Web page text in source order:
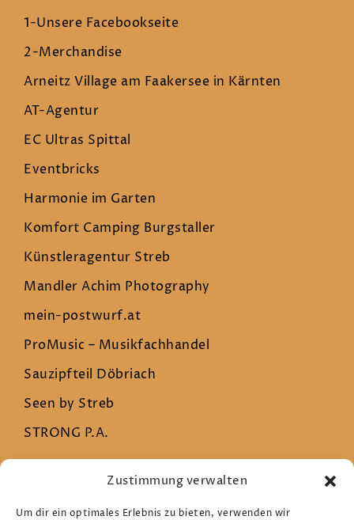
Zustimmung verwalten
Um dir ein optimales Erlebnis zu bieten, verwenden wir
1-Unsere Facebookseite
2-Merchandise
Arneitz Village am Faakersee in Kärnten
AT-Agentur
EC Ultras Spittal
Eventbricks
Harmonie im Garten
Komfort Camping Burgstaller
Künstleragentur Streb
Mandler Achim Photography
mein-postwurf.at
ProMusic – Musikfachhandel
Sauzipfteil Döbriach
Seen by Streb
STRONG P.A.